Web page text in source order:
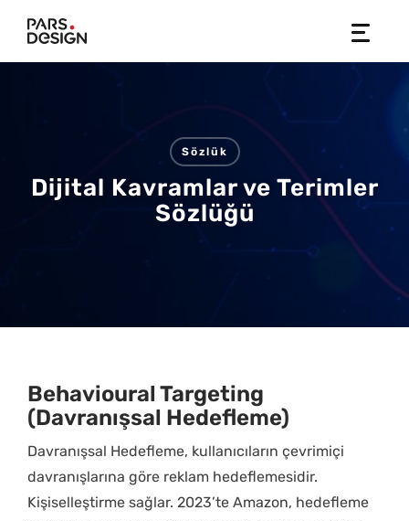
content
Sözlük
Dijital Kavramlar ve Terimler
Sözlüğü
Behavioural Targeting
(Davranışsal Hedefleme)
Davranışsal Hedefleme, kullanıcıların çevrimiçi
davranışlarına göre reklam hedeflemesidir.
Kişiselleştirme sağlar. 2023’te Amazon, hedefleme